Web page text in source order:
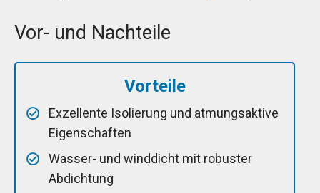
Vor- und Nachteile
Vorteile
Exzellente Isolierung und atmungsaktive
Eigenschaften
Wasser- und winddicht mit robuster
Abdichtung